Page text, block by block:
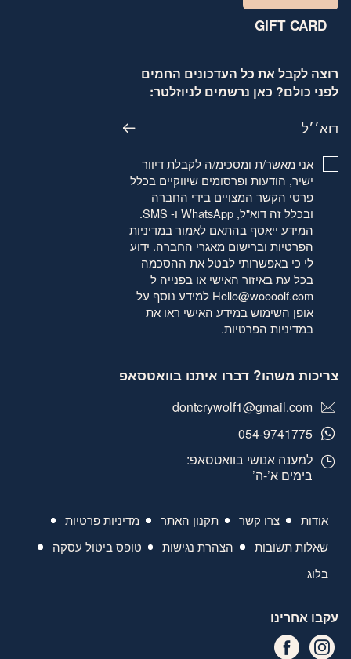
רוצה לקבל את כל העדכונים החמים
לפני כולם? כאן נרשמים לניוזלטר:
דוא׳׳ל
אני מאשר/ת ומסכימ/ה לקבלת דיוור
ישיר, הודעות ופרסומים שיווקיים בכלל
פרטי הקשר המצויים בידי החברה
ובכלל זה דוא"ל, WhatsApp ו- SMS.
המידע ייאסף בהתאם לאמורבמדיניות
הפרטיותוברישום מאגרי החברה. ידוע
לי כי באפשרותי לבטל את ההסכמה
בכל עת באיזור האישי או בפנייה ל
Hello@woooolf.com למידע נוסף על
אופן השימוש במידע האישי ראו את
במדיניות הפרטיות.
אודות צרו קשר תקנון האתר
מדיניות פרטיות
שאלות תשובות
הצהרת נגישות
טופס ביטול עסקה
בלוג
צריכות משהו? דברו איתנו בוואטסאפ
dontcrywolf1@gmail.com
054-9741775
למענה אנושי בוואטסאפ:
בימים א’-ה’
עקבו אחרינו
GIFT CARD